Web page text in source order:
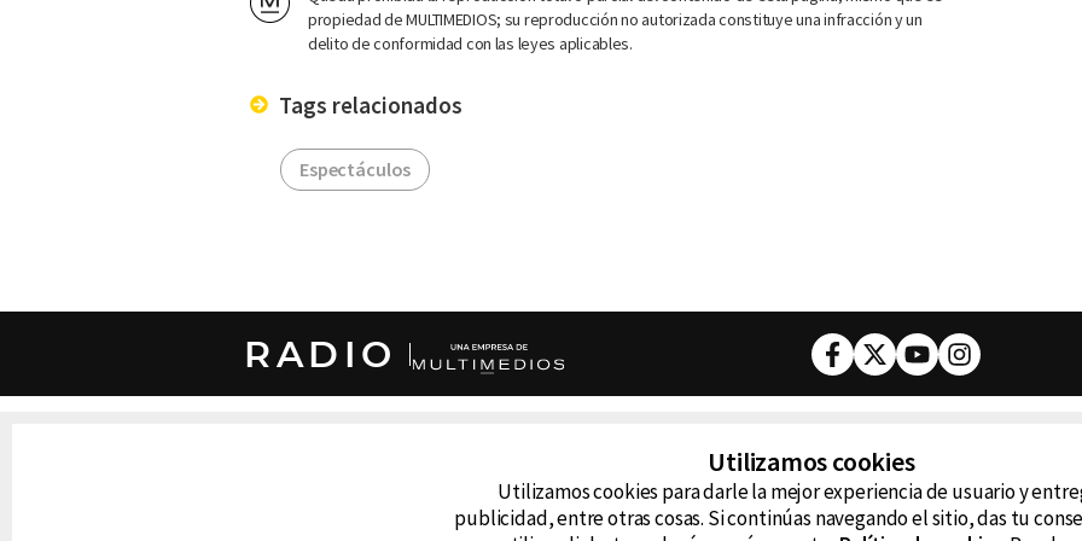
propiedad de MULTIMEDIOS; su reproducción no autorizada constituye una infracción y un
delito de conformidad con las leyes aplicables.
Tags relacionados
Espectáculos
RADIO Facebook
TwitterYoutubeInstagram
cualquier medio electrónico o magnético.
D99
Utilizamos cookies
Utilizamos cookies para darle la mejor experiencia de usuario y
publicidad, entre otras cosas. Si continúas navegando el sitio, das tu